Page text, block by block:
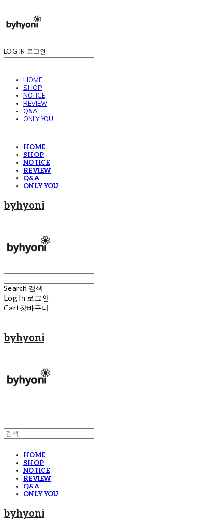
LOG IN 로그인
HOME
SHOP
NOTICE
REVIEW
Q&A
ONLY YOU
HOME
SHOP
NOTICE
REVIEW
Q&A
ONLY YOU
byhyoni
Search 검색
Log In 로그인
Cart장바구니
byhyoni
HOME
SHOP
NOTICE
REVIEW
Q&A
ONLY YOU
byhyoni